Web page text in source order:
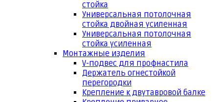
стойка
Универсальная потолочная
стойка двойная усиленная
Универсальная потолочная
стойка усиленная
Монтажные изделия
V-подвес для профнастила
Держатель огнестойкой
перегородки
Крепление к двутавровой балке